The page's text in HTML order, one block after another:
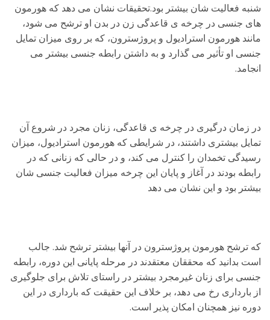
شنبه فعالیت شان بیشتر بود.تحقیقات نشان می دهد که هورمون
های جنسی در چرخه ی قاعدگی زن در بدن او ترشح می شود،
مانند هورمون استرادیول و پروژسترون، که بر روی میزان تمایل
جنسی او تأثیر می گذارد و به داشتن رابطه جنسی بیشتر می
انجامد.
در زمان درگیری در چرخه ی قاعدگی، زنان مجرد در شروع آن
تمایل بیشتری داشتند، در شرایطی که هورمون استرادیول، میزان
رسیدگی تخمدان را کنترل می کند، و در حالی که زنانی که در
رابطه بودند در آغاز و پایان این چرخه میزان فعالیت جنسی شان
بیشتر بود و این نشان می دهد
که ترشح هورمون پروژسترون در آنها بیشتر ترشح شد. جالب
است بدانید که محققان معتقدند در مرحله پایانی این دوره، رابطه
جنسی برای زنان غیرمجرد بیشتر در راستای تلاش برای جلوگیری
از بارداری رخ می دهد، بر خلاف این حقیقت که بارداری در این
دوره نیز همچنان امکان پذیر است.